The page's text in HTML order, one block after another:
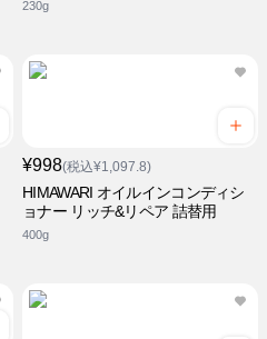
230g
¥998(税込¥1,097.8)
HIMAWARI オイルインコンディシ
ョナー リッチ&リペア 詰替用
400g